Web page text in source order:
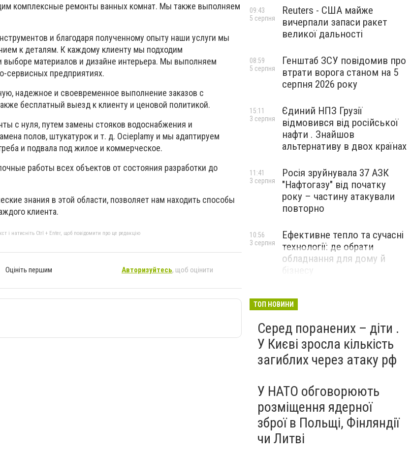
комплексные ремонты ванных комнат. Мы также выполняем
и благодаря полученному опыту наши услуги мы
к деталям. К каждому клиенту мы подходим
материалов и дизайне интерьера. Мы выполняем
сервисных предприятиях.
надежное и своевременное выполнение заказов с
бесплатный выезд к клиенту и ценовой политикой.
с нуля, путем замены стояков водоснабжения и
полов, штукатурок и т. д. Ocieplamy и мы адаптируем
и подвала под жилое и коммерческое.
работы всех объектов от состояния разработки до
знания в этой области, позволяет нам находить способы
клиента.
і натисніть Ctrl + Enter, щоб повідомити про це редакцію
Оцініть першим Авторизуйтесь, щоб оцінити
Reuters - США майже
вичерпали запаси ракет
великої дальності
09:43
5 серпня
Генштаб ЗСУ повідомив про
втрати ворога станом на 5
серпня 2026 року
08:59
5 серпня
Єдиний НПЗ Грузії
відмовився від російської
нафти . Знайшов
альтернативу в двох країнах
15:11
3 серпня
Росія зруйнувала 37 АЗК
"Нафтогазу" від початку
року – частину атакували
повторно
11:41
3 серпня
Ефективне тепло та сучасні
технології: де обрати
обладнання для дому й
бізнесу
10:56
3 серпня
ТОП НОВИНИ
Серед поранених – діти .
У Києві зросла кількість
загиблих через атаку рф
У НАТО обговорюють
розміщення ядерної
зброї в Польщі, Фінляндії
чи Литві